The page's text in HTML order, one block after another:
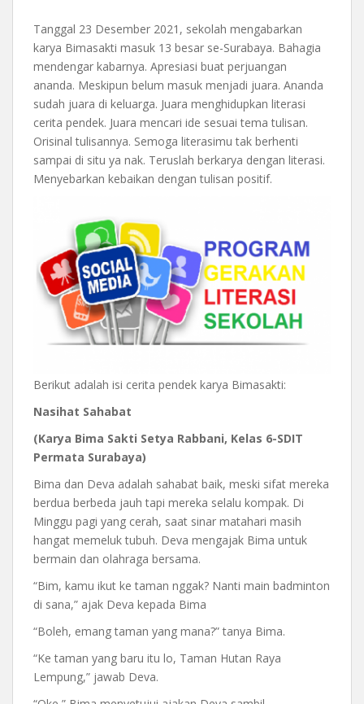
Tanggal 23 Desember 2021, sekolah mengabarkan
karya Bimasakti masuk 13 besar se-Surabaya. Bahagia
mendengar kabarnya. Apresiasi buat perjuangan
ananda. Meskipun belum masuk menjadi juara. Ananda
sudah juara di keluarga. Juara menghidupkan literasi
cerita pendek. Juara mencari ide sesuai tema tulisan.
Orisinal tulisannya. Semoga literasimu tak berhenti
sampai di situ ya nak. Teruslah berkarya dengan literasi.
Menyebarkan kebaikan dengan tulisan positif.
Berikut adalah isi cerita pendek karya Bimasakti:
Nasihat Sahabat
(Karya Bima Sakti Setya Rabbani, Kelas 6-SDIT
Permata Surabaya)
Bima dan Deva adalah sahabat baik, meski sifat mereka
berdua berbeda jauh tapi mereka selalu kompak. Di
Minggu pagi yang cerah, saat sinar matahari masih
hangat memeluk tubuh. Deva mengajak Bima untuk
bermain dan olahraga bersama.
“Bim, kamu ikut ke taman nggak? Nanti main badminton
di sana,” ajak Deva kepada Bima
“Boleh, emang taman yang mana?” tanya Bima.
“Ke taman yang baru itu lo, Taman Hutan Raya
Lempung,” jawab Deva.